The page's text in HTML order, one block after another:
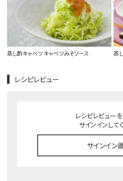
蒸し酢キャベツ キャベツみそソース 蒸
レシピレビュー
レシピレビューを
サインインして
サインイン